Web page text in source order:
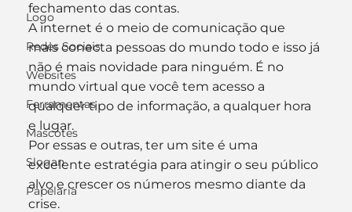
Logo
Redes Sociais
Websites
Ferramentas
Mascotes
Slogan
Papelaria
fechamento das contas.
A internet é o meio de comunicação que
mais conecta pessoas do mundo todo e isso já
não é mais novidade para ninguém. É no
mundo virtual que você tem acesso a
qualquer tipo de informação, a qualquer hora
e lugar.
Por essas e outras, ter um site é uma
excelente estratégia para atingir o seu público
alvo e crescer os números mesmo diante da
crise.